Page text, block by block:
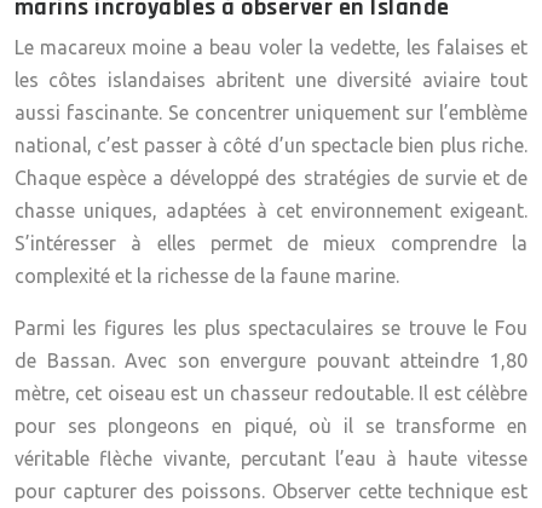
marins incroyables à observer en Islande
Le macareux moine a beau voler la vedette, les falaises et
les côtes islandaises abritent une diversité aviaire tout
aussi fascinante. Se concentrer uniquement sur l’emblème
national, c’est passer à côté d’un spectacle bien plus riche.
Chaque espèce a développé des stratégies de survie et de
chasse uniques, adaptées à cet environnement exigeant.
S’intéresser à elles permet de mieux comprendre la
complexité et la richesse de la faune marine.
Parmi les figures les plus spectaculaires se trouve le Fou
de Bassan. Avec son envergure pouvant atteindre 1,80
mètre, cet oiseau est un chasseur redoutable. Il est célèbre
pour ses plongeons en piqué, où il se transforme en
véritable flèche vivante, percutant l’eau à haute vitesse
pour capturer des poissons. Observer cette technique est